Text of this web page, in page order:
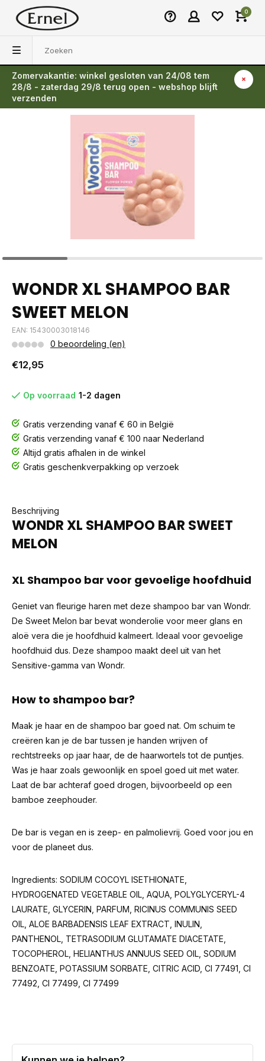
0
Zomervakantie: winkel gesloten van 24/08 tem
28/8 - zaterdag 29/8 terug open - webshop blijft
verzenden
Terug
WONDR XL SHAMPOO BAR
SWEET MELON
EAN: 15430003018146
0 beoordeling (en)
€12,95
Op voorraad 1-2 dagen
Gratis verzending vanaf € 60 in België
Gratis verzending vanaf € 100 naar Nederland
Altijd gratis afhalen in de winkel
Gratis geschenkverpakking op verzoek
Beschrijving
WONDR XL SHAMPOO BAR SWEET
MELON
XL Shampoo bar voor gevoelige hoofdhuid
Geniet van fleurige haren met deze shampoo bar van Wondr.
De Sweet Melon bar bevat wonderolie voor meer glans en
aloë vera die je hoofdhuid kalmeert. Ideaal voor gevoelige
hoofdhuid dus. Deze shampoo maakt deel uit van het
Sensitive-gamma van Wondr.
How to shampoo bar?
Maak je haar en de shampoo bar goed nat. Om schuim te
creëren kan je de bar tussen je handen wrijven of
rechtstreeks op jaar haar, de de haarwortels tot de puntjes.
Was je haar zoals gewoonlijk en spoel goed uit met water.
Laat de bar achteraf goed drogen, bijvoorbeeld op een
bamboe zeephouder.
De bar is vegan en is zeep- en palmolievrij. Goed voor jou en
voor de planeet dus.
Ingredients: SODIUM COCOYL ISETHIONATE,
HYDROGENATED VEGETABLE OIL, AQUA, POLYGLYCERYL-4
LAURATE, GLYCERIN, PARFUM, RICINUS COMMUNIS SEED
OIL, ALOE BARBADENSIS LEAF EXTRACT, INULIN,
PANTHENOL, TETRASODIUM GLUTAMATE DIACETATE,
TOCOPHEROL, HELIANTHUS ANNUUS SEED OIL, SODIUM
BENZOATE, POTASSIUM SORBATE, CITRIC ACID, CI 77491, CI
77492, CI 77499, CI 77499